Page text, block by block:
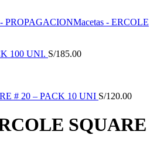
PROPAGACIONMacetas - ERCOLE
100 UNI. S/185.00
# 20 – PACK 10 UNI S/120.00
SQUARE